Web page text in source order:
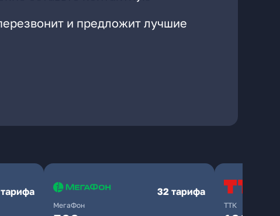
и предложит лучшие
МегаФон
32 тарифа
ТТК